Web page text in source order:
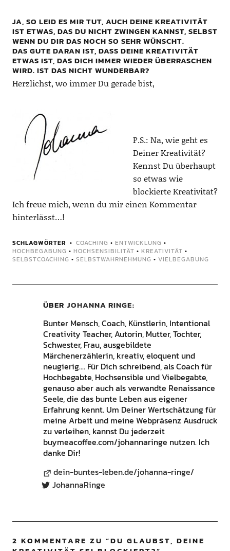
JA, SO LEID ES MIR TUT, AUCH DEINE KREATIVITÄT
IST ETWAS, DAS DU NICHT ZWINGEN KANNST, SELBST
WENN DU DIR DAS NOCH SO SEHR WÜNSCHT.
DAS GUTE DARAN IST, DASS DEINE KREATIVITÄT
ETWAS IST, DAS DICH IMMER WIEDER ÜBERRASCHEN
WIRD. IST DAS NICHT WUNDERBAR?
Herzlichst, wo immer Du gerade bist,
P.S.: Na, wie geht es
Deiner Kreativität?
Kennst Du überhaupt
so etwas wie
blockierte Kreativität?
Ich freue mich, wenn du mir einen Kommentar
hinterlässt…!
SCHLAGWÖRTER COACHING • ENTWICKLUNG •
HOCHBEGABUNG • HOCHSENSIBILITÄT • KREATIVITÄT •
SELBSTCOACHING • SELBSTWAHRNEHMUNG • VIELBEGABUNG
ÜBER JOHANNA RINGE
Bunter Mensch, Coach, Künstlerin, Intentional
Creativity Teacher, Autorin, Mutter, Tochter,
Schwester, Frau, ausgebildete
Märchenerzählerin, kreativ, eloquent und
neugierig.... Für Dich schreibend, als Coach für
Hochbegabte, Hochsensible und Vielbegabte,
genauso aber auch als verwandte Renaissance
Seele, die das bunte Leben aus eigener
Erfahrung kennt. Um Deiner Wertschätzung für
meine Arbeit und meine Webpräsenz Ausdruck
zu verleihen, kannst Du jederzeit
buymeacoffee.com/johannaringe nutzen. Ich
danke Dir!
dein-buntes-leben.de/johanna-ringe/
JohannaRinge
2 KOMMENTARE ZU “DU GLAUBST, DEINE